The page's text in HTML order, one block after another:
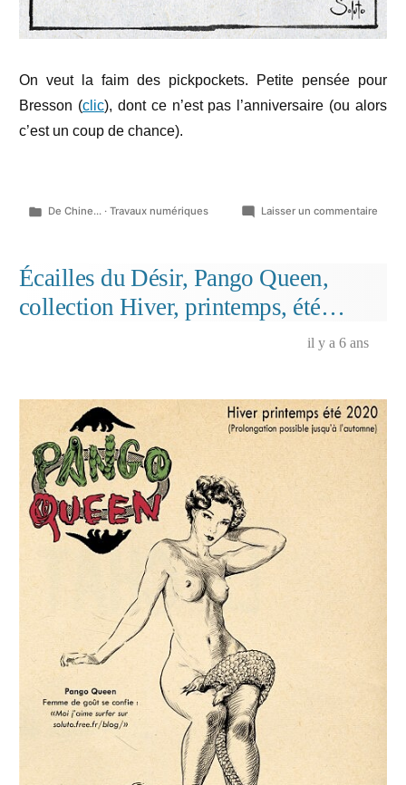
On veut la faim des pickpockets. Petite pensée pour
Bresson (clic), dont ce n’est pas l’anniversaire (ou alors
c’est un coup de chance).
Publié
De Chine... · Travaux numériques Laisser un commentairesur
Écailles du Désir, Pango Queen,
collection Hiver, printemps, été…
il y a 6 ans